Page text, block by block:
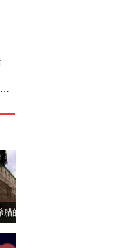
内蒙古锡林郭勒盟消防支队扎实推进校园消防安全教育工作
通辽市出台政策措施落实“科技兴蒙”行动促进科技创新
的